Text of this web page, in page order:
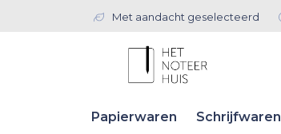
Met aandacht geselecteerd
Papierwaren Schrijfwaren